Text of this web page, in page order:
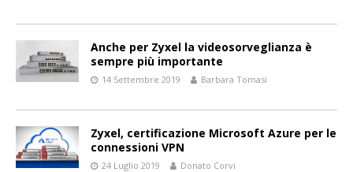
Anche per Zyxel la videosorveglianza è
sempre più importante
14 Settembre 2019 Barbara Tomasi
Zyxel, certificazione Microsoft Azure per le
connessioni VPN
24 Luglio 2019 Donato Corvi